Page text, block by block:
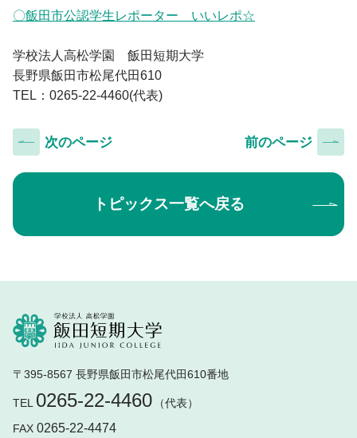
〇飯田市公認学生レポーター いいレポ☆
学校法人高松学園 飯田短期大学
長野県飯田市松尾代田610
TEL：0265-22-4460(代表)
前のページ
次のページ
トピックス一覧へ戻る
〒395-8567 長野県飯田市松尾代田610番地
TEL 0265-22-4460
（代表）
FAX 0265-22-4474